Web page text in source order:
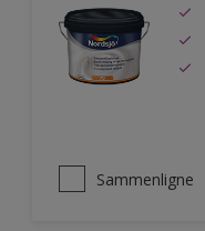
Sammenligne